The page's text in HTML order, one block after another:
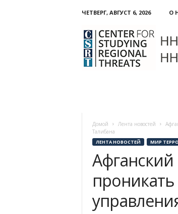
ЧЕТВЕРГ, АВГУСТ 6, 2026 О
Центр
изучения
региональных
угроз
Домой Лента новостей
Талибана
ЛЕНТА НОВОСТЕЙ МИР
проникать